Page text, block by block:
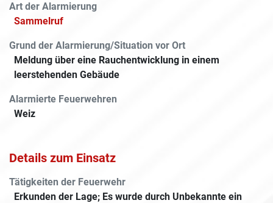
Art der Alarmierung
Sammelruf
Grund der Alarmierung/Situation vor Ort
Meldung über eine Rauchentwicklung in einem
leerstehenden Gebäude
Alarmierte Feuerwehren
Weiz
Details zum Einsatz
Tätigkeiten der Feuerwehr
Erkunden der Lage; Es wurde durch Unbekannte ein